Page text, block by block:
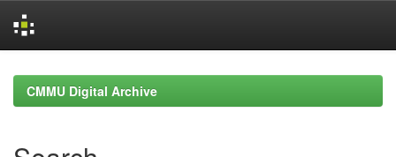
navigationCMMU Digital Archive